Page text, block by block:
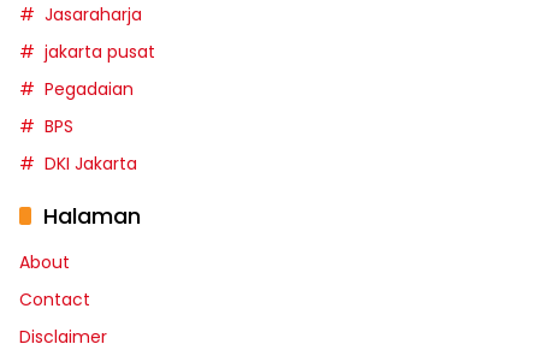
Jasaraharja
jakarta pusat
Pegadaian
BPS
DKI Jakarta
Halaman
About
Contact
Disclaimer